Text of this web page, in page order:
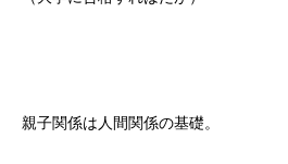
親子関係は人間関係の基礎。